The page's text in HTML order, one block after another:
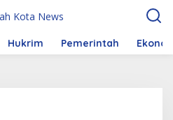
Hukrim Pemerintah